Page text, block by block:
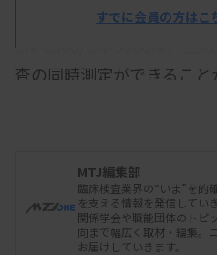
（同社）するとしている。
CN-6500/CN-3500は、血
査の同時測定ができるこ
資料はこちら
すでに会員の方はこ
MTJ編集部
臨床検査業界の“いま”を的
を支える情報を発信してい
関係学会や職能団体のトピ
向まで幅広く取材・編集。
お届けしていきます。